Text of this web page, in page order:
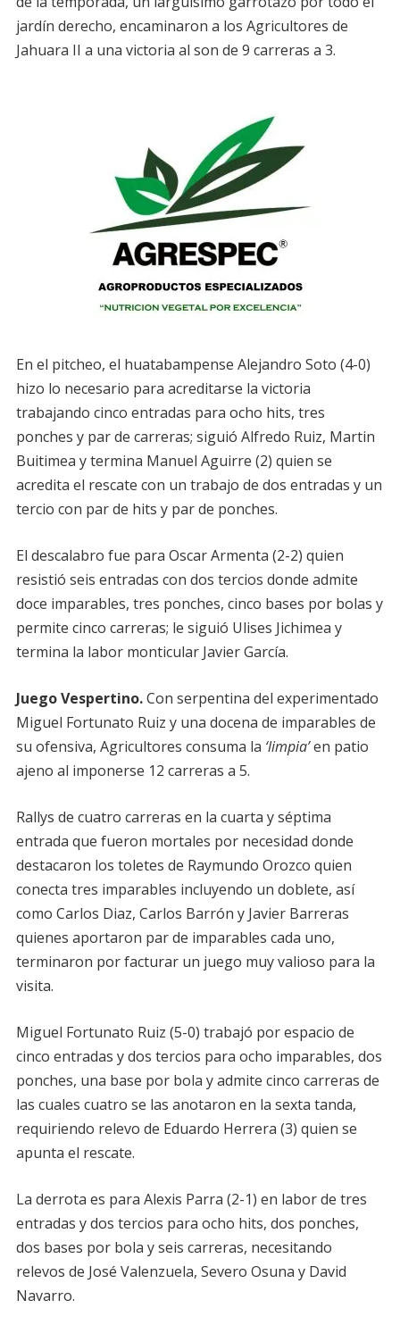
jardín derecho, encaminaron a los Agricultores de
Jahuara II a una victoria al son de 9 carreras a 3.
En el pitcheo, el huatabampense Alejandro Soto (4-0)
hizo lo necesario para acreditarse la victoria
trabajando cinco entradas para ocho hits, tres
ponches y par de carreras; siguió Alfredo Ruiz, Martin
Buitimea y termina Manuel Aguirre (2) quien se
acredita el rescate con un trabajo de dos entradas y un
tercio con par de hits y par de ponches.
El descalabro fue para Oscar Armenta (2-2) quien
resistió seis entradas con dos tercios donde admite
doce imparables, tres ponches, cinco bases por bolas y
permite cinco carreras; le siguió Ulises Jichimea y
termina la labor monticular Javier García.
Juego Vespertino.Con serpentina del experimentado
Miguel Fortunato Ruiz y una docena de imparables de
su ofensiva, Agricultores consuma la ‘limpia’en patio
ajeno al imponerse 12 carreras a 5.
Rallys de cuatro carreras en la cuarta y séptima
entrada que fueron mortales por necesidad donde
destacaron los toletes de Raymundo Orozco quien
conecta tres imparables incluyendo un doblete, así
como Carlos Diaz, Carlos Barrón y Javier Barreras
quienes aportaron par de imparables cada uno,
terminaron por facturar un juego muy valioso para la
visita.
Miguel Fortunato Ruiz (5-0) trabajó por espacio de
cinco entradas y dos tercios para ocho imparables, dos
ponches, una base por bola y admite cinco carreras de
las cuales cuatro se las anotaron en la sexta tanda,
requiriendo relevo de Eduardo Herrera (3) quien se
apunta el rescate.
La derrota es para Alexis Parra (2-1) en labor de tres
entradas y dos tercios para ocho hits, dos ponches,
dos bases por bola y seis carreras, necesitando
relevos de José Valenzuela, Severo Osuna y David
Navarro.